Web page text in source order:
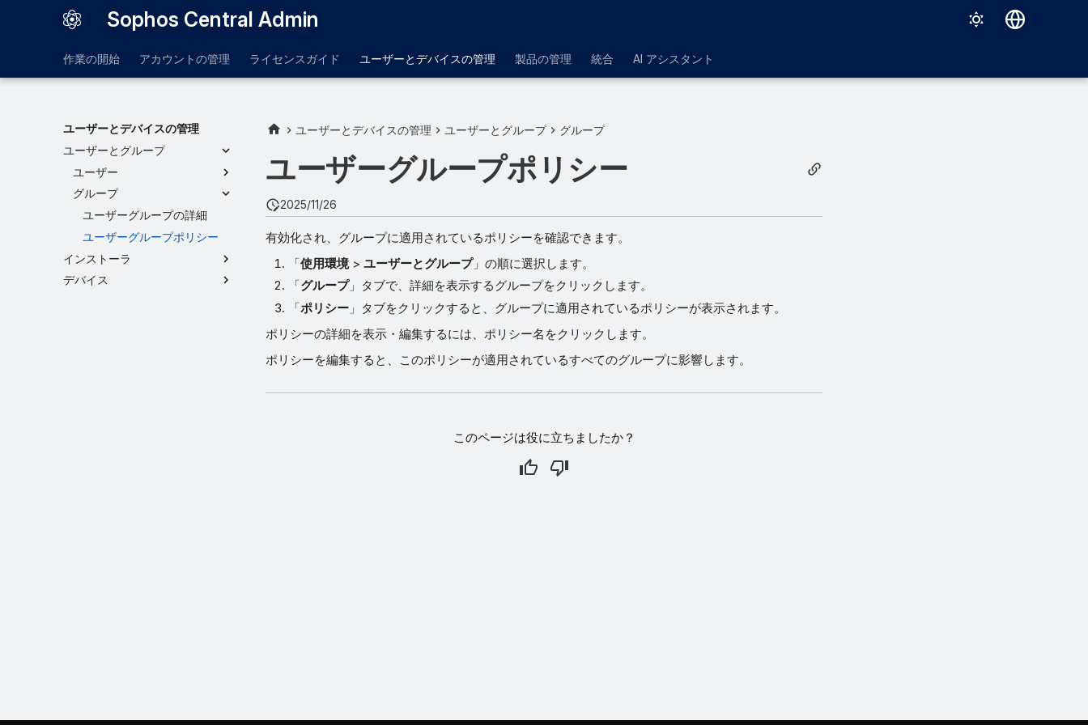
Sophos Central Admin
作業の開始 アカウントの管理 ライセンスガイド ユーザーとデバイスの管理 製品の管理 統合 AI アシスタント
ユーザーとデバイスの管理
ユーザーとグループ
ユーザー
グループ
ユーザーグループの詳細
ユーザーグループポリシー
インストーラ
デバイス
ユーザーとデバイスの管理 ユーザーとグループ グループ
ユーザーグループポリシー
2025/11/26
有効化され、グループに適用されているポリシーを確認できます。
「使用環境>ユーザーとグループ」の順に選択します。
「グループ」タブで、詳細を表示するグループをクリックします。
「ポリシー 」タブをクリックすると、グループに適用されているポリシーが表示されます。
ポリシーの詳細を表示・編集するには、ポリシー名をクリックします。
ポリシーを編集すると、このポリシーが適用されているすべてのグループに影響します。
このページは役に立ちましたか？